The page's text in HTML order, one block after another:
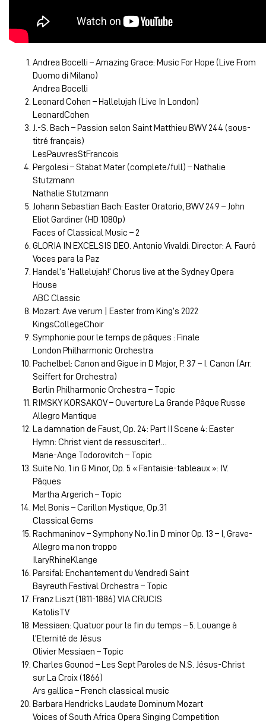
Andrea Bocelli – Amazing Grace: Music For Hope (Live From
Duomo di Milano)
Andrea Bocelli
Leonard Cohen – Hallelujah (Live In London)
LeonardCohen
J.-S. Bach – Passion selon Saint Matthieu BWV 244 (sous-
titré français)
LesPauvresStFrancois
Pergolesi – Stabat Mater (complete/full) – Nathalie
Stutzmann
Nathalie Stutzmann
Johann Sebastian Bach: Easter Oratorio, BWV 249 – John
Eliot Gardiner (HD 1080p)
Faces of Classical Music – 2
GLORIA IN EXCELSIS DEO. Antonio Vivaldi. Director: A. Fauró
Voces para la Paz
Handel’s ‘Hallelujah!’ Chorus live at the Sydney Opera
House
ABC Classic
Mozart: Ave verum | Easter from King’s 2022
KingsCollegeChoir
Symphonie pour le temps de pâques : Finale
London Philharmonic Orchestra
Pachelbel: Canon and Gigue in D Major, P. 37 – I. Canon (Arr.
Seiffert for Orchestra)
Berlin Philharmonic Orchestra – Topic
RIMSKY KORSAKOV – Ouverture La Grande Pâque Russe
Allegro Mantique
La damnation de Faust, Op. 24: Part II Scene 4: Easter
Hymn: Christ vient de ressusciter!…
Marie-Ange Todorovitch – Topic
Suite No. 1 in G Minor, Op. 5 « Fantaisie-tableaux »: IV.
Pâques
Martha Argerich – Topic
Mel Bonis – Carillon Mystique, Op.31
Classical Gems
Rachmaninov – Symphony No.1 in D minor Op. 13 – I, Grave-
Allegro ma non troppo
IlaryRhineKlange
Parsifal: Enchantement du Vendredì Saint
Bayreuth Festival Orchestra – Topic
Franz Liszt (1811-1886) VIA CRUCIS
KatolisTV
Messiaen: Quatuor pour la fin du temps – 5. Louange à
l’Eternité de Jésus
Olivier Messiaen – Topic
Charles Gounod – Les Sept Paroles de N.S. Jésus-Christ
sur La Croix (1866)
Ars gallica – French classical music
Barbara Hendricks Laudate Dominum Mozart
Voices of South Africa Opera Singing Competition